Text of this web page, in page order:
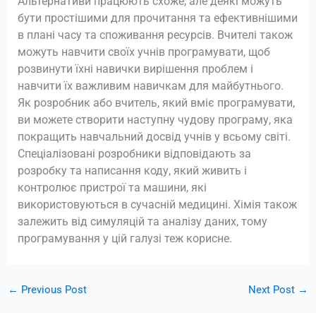
бути простішими для прочитання та ефективнішими
в плані часу та споживання ресурсів. Вчителі також
можуть навчити своїх учнів програмувати, щоб
розвинути їхні навички вирішення проблем і
навчити їх важливим навичкам для майбутнього.
Як розробник або вчитель, який вміє програмувати,
ви можете створити наступну чудову програму, яка
покращить навчальний досвід учнів у всьому світі.
Спеціалізовані розробники відповідають за
розробку та написання коду, який живить і
контролює пристрої та машини, які
використовуються в сучасній медицині. Хімія також
залежить від симуляцій та аналізу даних, тому
програмування у цій галузі теж корисне.
← Previous Post Next Post →